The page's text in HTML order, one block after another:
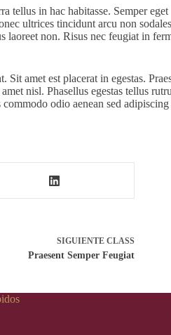
tellus in hac habitasse. Semper
ultrices tincidunt arcu non
non. Risus nec feugiat in
amet est placerat in egestas.
nisl. Phasellus egestas tellus
odio aenean sed
SIGUIENTE CLASS
Praesent Semper Feugiat